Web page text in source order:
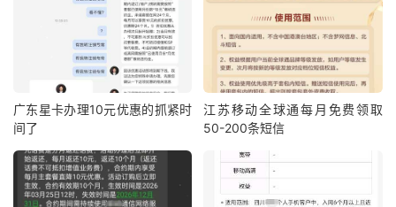
广东星卡办理10元优惠的抓紧时
间了
江苏移动全球通每月免费领取
50-200条短信